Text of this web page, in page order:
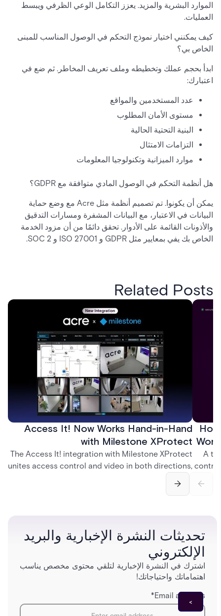
الموارد البشرية والمزيد. يعزز التكامل الوعي الظرفي ويبسط
العمليات.
كيف يمكنني اختيار نموذج التحكم في الوصول المناسب للمبنى
الخاص بي؟
ابدأ بحجم عملك وتخطيطه وملف تعريف المخاطر. ثم ضع في
اعتبارك:
عدد المستخدمين والمواقع
مستوى الأمان المطلوب
البنية التحتية الحالية
التزامات الامتثال
موارد الميزانية وتكنولوجيا المعلومات
هل أنظمة التحكم في الوصول المادي متوافقة مع GDPR؟
يمكن أن يكونوا. تم تصميم أنظمة مثل Acre مع وضع حماية
البيانات في الاعتبار، مع البيانات المشفرة ومسارات التدقيق
والأذونات القائمة على الأدوار. تحقق دائمًا من أن مزود الخدمة
الخاص بك يفي بمعايير مثل GDPR و ISO 27001 و SOC 2.
Related Posts
A
Access It! Now Works Hand-in-Hand
with Milestone XProtect
The Access It! integration with Milestone XProtect
unites access control and video in both directions,
command doors and devices from a single
تحديثات النشرة الإخبارية والبريد
الإلكتروني
اشترك في النشرة الإخبارية لتلقي محتوى مخصص يناسب
اهتماماتك واحتياجاتك!
Email address
*